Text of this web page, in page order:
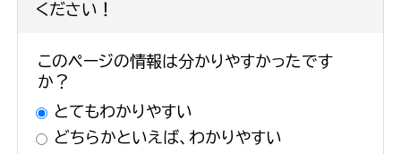
ください！
このページの情報は分かりやすかったです
か？
とてもわかりやすい
どちらかといえば、わかりやすい